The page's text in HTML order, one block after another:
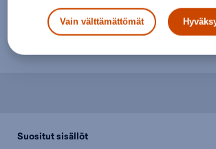
asiantuntevat myyjät palvelevat sinua mielellään
koon etsinnässä.
Suositut sisällöt
Vain välttämättömät